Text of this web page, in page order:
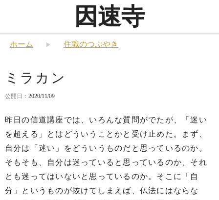
因速寺
ホーム 住職のつぶやき
ミラカン
公開日： 2020/11/09
昨日の信道講座では、いろんな質問がでたが、「迷い
を超える」とはどういうことかと受け止めた。まず、
自分は「迷い」をどういうものだと思っているのか。
そもそも、自分は迷っていると思っているのか、それ
とも迷ってはいないと思っているのか。そこに「自
分」というものが抜けてしまえば、仏法にはならな